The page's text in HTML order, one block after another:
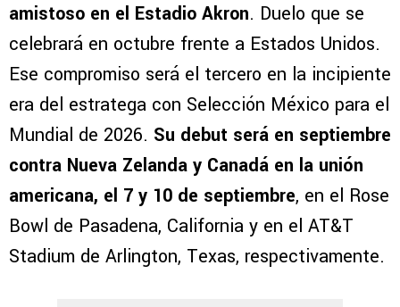
amistoso en el Estadio Akron. Duelo que se
celebrará en octubre frente a Estados Unidos.
Ese compromiso será el tercero en la incipiente
era del estratega con Selección México para el
Mundial de 2026. Su debut será en septiembre
contra Nueva Zelanda y Canadá en la unión
americana, el 7 y 10 de septiembre, en el Rose
Bowl de Pasadena, California y en el AT&T
Stadium de Arlington, Texas, respectivamente.